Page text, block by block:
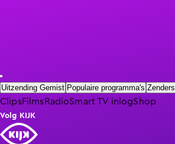
Uitzending Gemist Populaire programma's Zenders
ClipsFilmsRadioSmart TV inlogShop
Volg KIJK